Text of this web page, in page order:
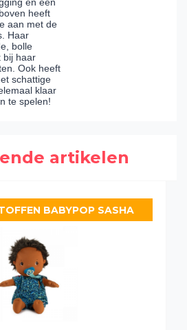
en een
heeft
aan met de
Haar
bolle
bij haar
Ook heeft
schattige
klaar
te spelen!
artikelen
BABYPOP SASHA